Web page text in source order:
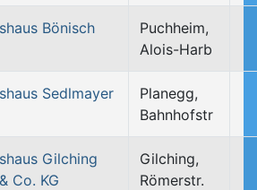
Bönisch
Puchheim,
Alois-Harb
Sedlmayer
Planegg,
Bahnhofstr
Gilching
Co. KG
Gilching,
Römerstr.